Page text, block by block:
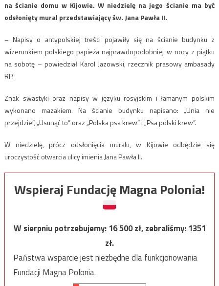
na ścianie domu w Kijowie. W niedzielę na jego ścianie ma być
odsłonięty mural przedstawiający św. Jana Pawła II.
– Napisy o antypolskiej treści pojawiły się na ścianie budynku z
wizerunkiem polskiego papieża najprawdopodobniej w nocy z piątku
na sobotę – powiedział Karol Jazowski, rzecznik prasowy ambasady
RP.
Znak swastyki oraz napisy w języku rosyjskim i łamanym polskim
wykonano mazakiem. Na ścianie budynku napisano: „Unia nie
przejdzie”, „Usunąć to” oraz „Polska psa krew” i „Psa polski krew”.
W niedzielę, prócz odsłonięcia muralu, w Kijowie odbędzie się
uroczystość otwarcia ulicy imienia Jana Pawła II.
Wspieraj Fundację Magna Polonia!
W sierpniu potrzebujemy:16 500zł, zebraliśmy:1351
zł.
Państwa wsparcie jest niezbędne dla funkcjonowania
Fundacji Magna Polonia.